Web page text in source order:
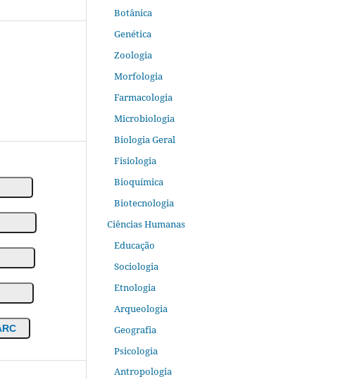
Botânica
Genética
Zoologia
Morfologia
Farmacologia
Microbiologia
Biologia Geral
Fisiologia
Bioquímica
Biotecnologia
Ciências Humanas
Educação
Sociologia
Etnologia
Arqueologia
Geografia
Psicologia
Antropologia